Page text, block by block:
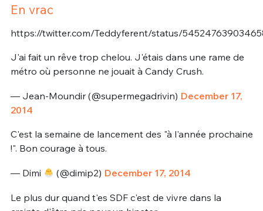
En vrac
https://twitter.com/Teddyferent/status/
J'ai fait un rêve trop chelou. J'étais dans une rame de
métro où personne ne jouait à Candy Crush.
— Jean-Moundir (@supermegadrivin) December 17,
2014
C'est la semaine de lancement des "à l'année prochaine
!". Bon courage à tous.
— Dimi (@dimip2) December 17, 2014
Le plus dur quand t'es SDF c'est de vivre dans la